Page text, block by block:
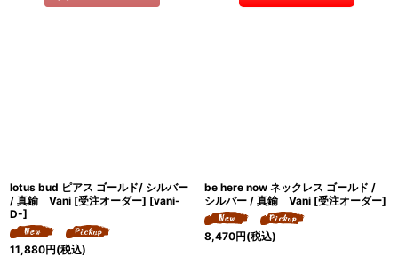
lotus bud ピアス ゴールド/ シルバー
/ 真鍮 Vani [受注オーダー] [vani-
D-]
11,880円(税込)
be here now ネックレス ゴールド /
シルバー / 真鍮 Vani [受注オーダー]
8,470円(税込)